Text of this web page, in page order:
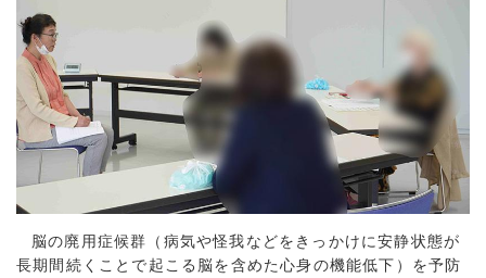
脳の廃用症候群（病気や怪我などをきっかけに安静状態が
長期間続くことで起こる脳を含めた心身の機能低下）を予防